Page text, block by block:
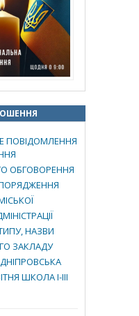
ПОВІДОМЛЕННЯ
ОБГОВОРЕННЯ
НАЗВИ
ЗАКЛАДУ
ШКОЛА І-ІІІ